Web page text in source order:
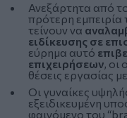
Ανεξάρτητα από
πρότερη εμπειρία
τείνουν να
ειδίκευσης σε
εύρημα αυτό
επιχειρήσεων, οι
θέσεις εργασίας
Οι γυναίκες
εξειδικευμένη
φαινόμενο του